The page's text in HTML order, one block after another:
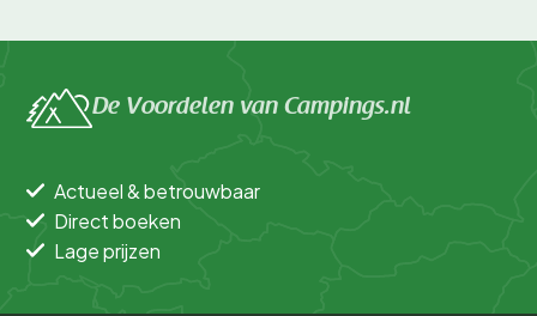
De Voordelen van Campings.nl
Actueel & betrouwbaar
Direct boeken
Lage prijzen